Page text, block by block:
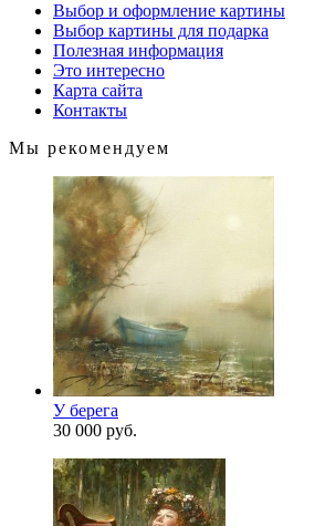
Выбор и оформление картины
Выбор картины для подарка
Полезная информация
Это интересно
Карта сайта
Контакты
Мы рекомендуем
У берега
30 000 руб.